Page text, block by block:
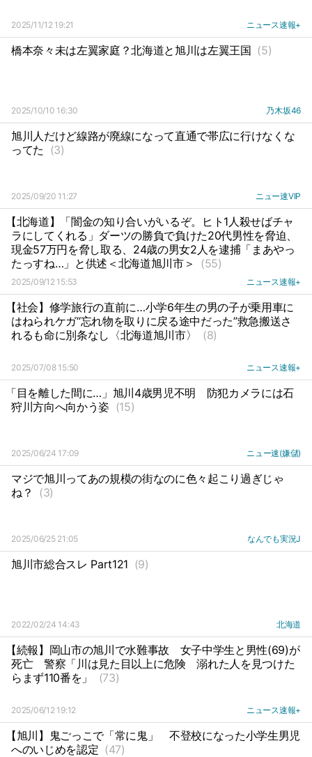
2025/11/12 19:21 ニュース速報+
橋本奈々未は左翼家庭？北海道と旭川は左翼王国 (5)
2025/10/10 16:30 乃木坂46
旭川人だけど線路が廃線になって直通で帯広に行けなくな
ってた (3)
2025/09/20 11:27 ニュー速VIP
【北海道】「闇金の知り合いがいるぞ。ヒト1人殺せばチャ
ラにしてくれる」ダーツの勝負で負けた20代男性を脅迫、
現金57万円を脅し取る、24歳の男女2人を逮捕「まあやっ
たっすね…」と供述＜北海道旭川市＞
(55)
2025/09/12 15:53 ニュース速報+
【社会】修学旅行の直前に…小学6年生の男の子が乗用車に
はねられケガ“忘れ物を取りに戻る途中だった”救急搬送さ
れるも命に別条なし〈北海道旭川市〉
(8)
2025/07/08 15:50 ニュース速報+
「目を離した間に…」旭川4歳男児不明
防犯カメラには石
狩川方向へ向かう姿 (15)
2025/06/24 17:09 ニュー速(嫌儲)
マジで旭川ってあの規模の街なのに色々起こり過ぎじゃ
ね？
(3)
2025/06/25 21:05 なんでも実況J
旭川市総合スレ Part121 (9)
2022/02/24 14:43 北海道
【続報】岡山市の旭川で水難事故
女子中学生と男性(69)が
死亡
警察「川は見た目以上に危険
溺れた人を見つけた
らまず110番を」
(73)
2025/06/12 19:12 ニュース速報+
【旭川】鬼ごっこで「常に鬼」
不登校になった小学生男児
へのいじめを認定 (47)